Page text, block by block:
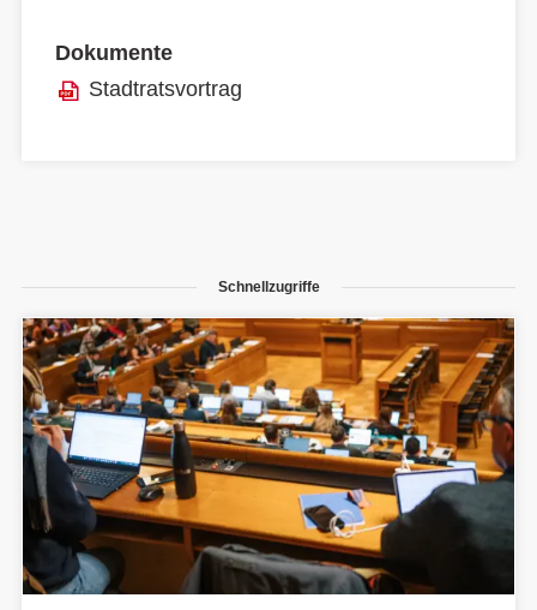
Dokumente
Stadtratsvortrag
Schnellzugriffe